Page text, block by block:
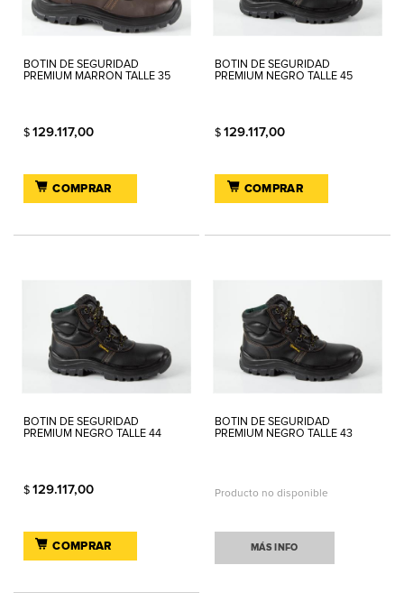
BOTIN DE SEGURIDAD
PREMIUM MARRON TALLE 35
$ 129.117,00
COMPRAR
BOTIN DE SEGURIDAD
PREMIUM NEGRO TALLE 45
$129.117,00
COMPRAR
BOTIN DE SEGURIDAD
PREMIUM NEGRO TALLE 44
$ 129.117,00
COMPRAR
BOTIN DE SEGURIDAD
PREMIUM NEGRO TALLE 43
Producto no disponible
MÁS INFO